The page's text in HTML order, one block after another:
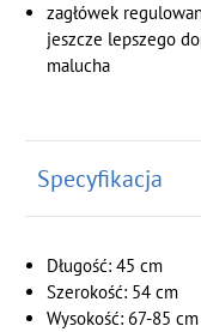
zagłówek
jeszcze lepszego
malucha
Specyfikacja
Długość: 45 cm
Szerokość: 54 cm
Wysokość: 67-85 cm